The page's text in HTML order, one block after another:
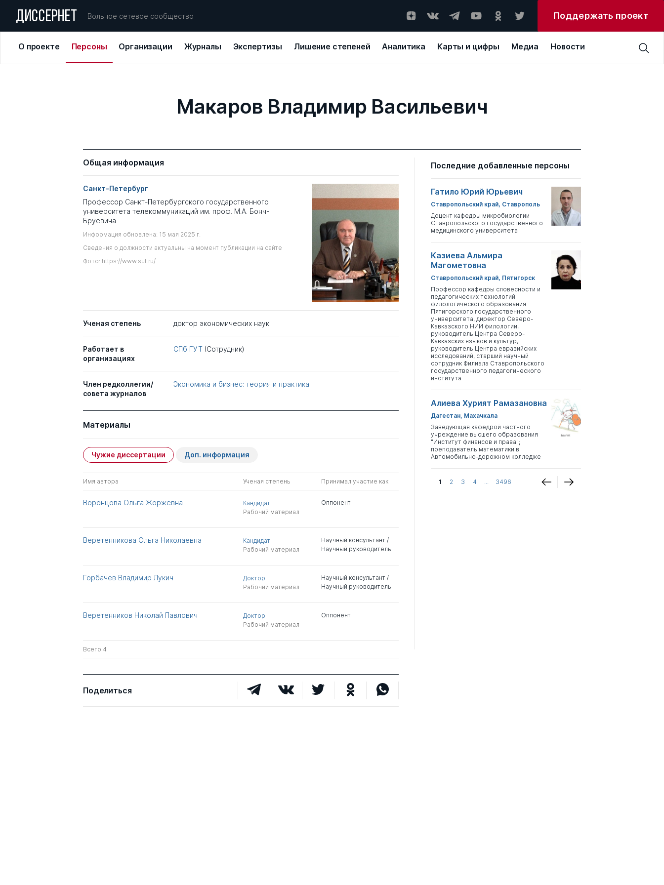
ДИССЕРНЕТ Вольное сетевое сообщество Поддержать проект
О проекте Персоны Организации Журналы Экспертизы Лишение степеней Аналитика Карты и цифры Медиа Новости
Макаров Владимир Васильевич
Общая информация
Санкт-Петербург
Профессор Санкт-Петербургского государственного
университета телекоммуникаций им. проф. М.А. Бонч-
Бруевича
Информация обновлена: 15 мая 2025 г.
Сведения о должности актуальны на момент публикации на сайте
Фото: https://www.sut.ru/
Ученая степень доктор экономических наук
Работает в
организациях
СПб ГУТ (Сотрудник)
Член редколлегии/
совета журналов
Экономика и бизнес: теория и практика
Материалы
Чужие диссертации Доп. информация
Имя автора Ученая степень Принимал участие как
Воронцова Ольга Жоржевна
Кандидат
Рабочий материал
Оппонент
Веретенникова Ольга Николаевна
Кандидат
Рабочий материал
Научный консультант /
Научный руководитель
Горбачев Владимир Лукич
Доктор
Рабочий материал
Научный консультант /
Научный руководитель
Веретенников Николай Павлович
Доктор
Рабочий материал
Оппонент
Всего 4
Поделиться
Последние добавленные персоны
Гатило Юрий Юрьевич
Ставропольский край, Ставрополь
Доцент кафедры микробиологии
Ставропольского государственного
медицинского университета
Казиева Альмира
Магометовна
Ставропольский край, Пятигорск
Профессор кафедры словесности и
педагогических технологий
филологического образования
Пятигорского государственного
университета, директор Северо-
Кавказского НИИ филологии,
руководитель Центра Северо-
Кавказских языков и культур,
руководитель Центра евразийских
исследований, старший научный
сотрудник Филиала Ставропольского
государственного педагогического
института
Алиева Хурият Рамазановна
Дагестан, Махачкала
Заведующая кафедрой частного
учреждение высшего образования
"Институт финансов и права";
преподаватель математики в
Автомобильно-дорожном колледже
1 2 3 4 ... 3496